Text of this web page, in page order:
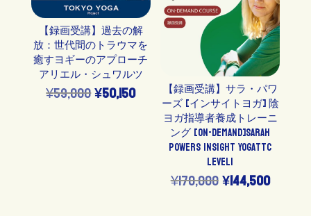
し
た。
で
す。
【録画受講】過去の解
放：世代間のトラウマを
癒すヨギーのアプローチ
アリエル・シュワルツ
¥59,000元
¥50,150現
【録画受講】サラ・パワ
ーズ [インサイトヨガ] 陰
ヨガ指導者養成トレーニ
ング [On-Demand]Sarah
Powers Insight YogaTTC
Level1
¥170,000元
¥144,500現